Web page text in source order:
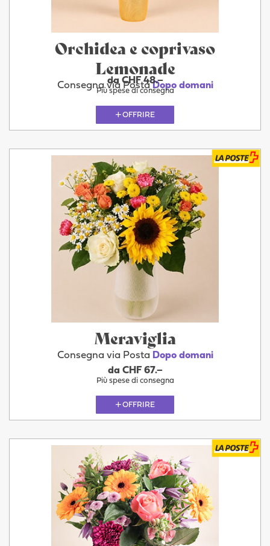
Orchidea e coprivaso
Lemonade
Consegna via PostaDopo domani
da CHF 48.–
Più spese di consegna
OFFRIRE
Meraviglia
Consegna via Posta Dopo domani
da CHF 67.–
Più spese di consegna
OFFRIRE